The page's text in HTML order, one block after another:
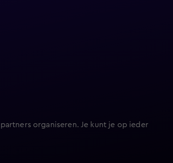
organiseren. Je kunt je op ieder